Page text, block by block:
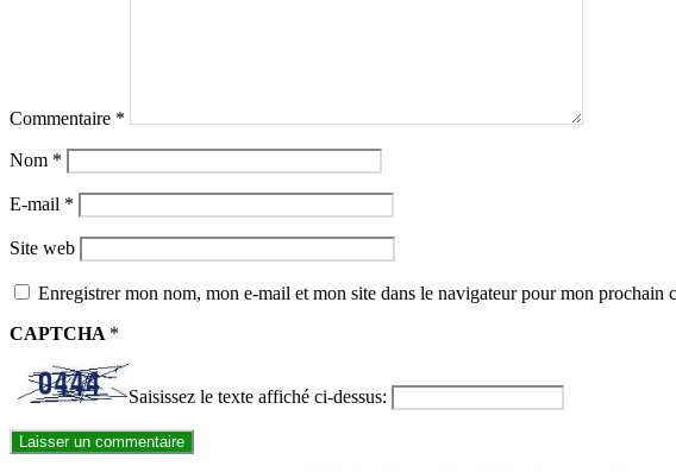
Commentaire *
Nom *
E-mail *
Site web
Enregistrer mon nom, mon e-mail et mon site dans le navigateur pour mon prochain
CAPTCHA *
Saisissez le texte affiché ci-dessus: